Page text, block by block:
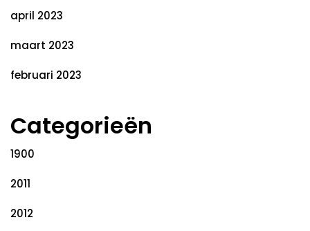
april 2023
maart 2023
februari 2023
Categorieën
1900
2011
2012